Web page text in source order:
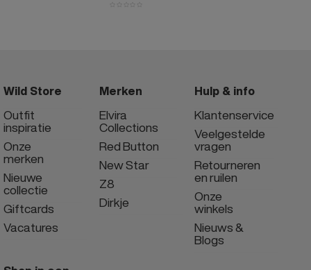
Wild Store
Outfit
inspiratie
Onze
merken
Nieuwe
collectie
Giftcards
Vacatures
Merken
Elvira
Collections
Red Button
New Star
Z8
Dirkje
Hulp & info
Klantenservice
Veelgestelde
vragen
Retourneren
en ruilen
Onze
winkels
Nieuws &
Blogs